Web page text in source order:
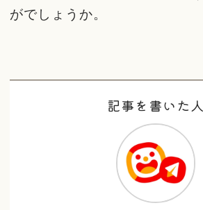
がでしょうか。
記事を書いた人